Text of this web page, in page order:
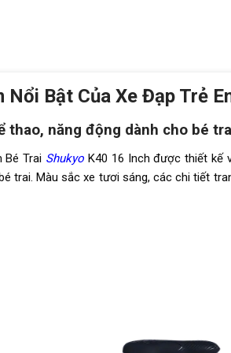
Bật Của Xe Đạp Trẻ
thao, năng động dành cho bé
Bé Trai Shukyo K40 16 Inch được thiết kế
trai. Màu sắc xe tươi sáng, các chi tiết